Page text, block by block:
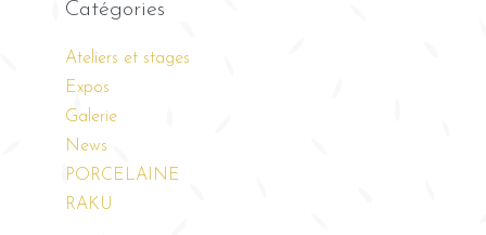
Catégories
Ateliers et stages
Expos
Galerie
News
PORCELAINE
RAKU